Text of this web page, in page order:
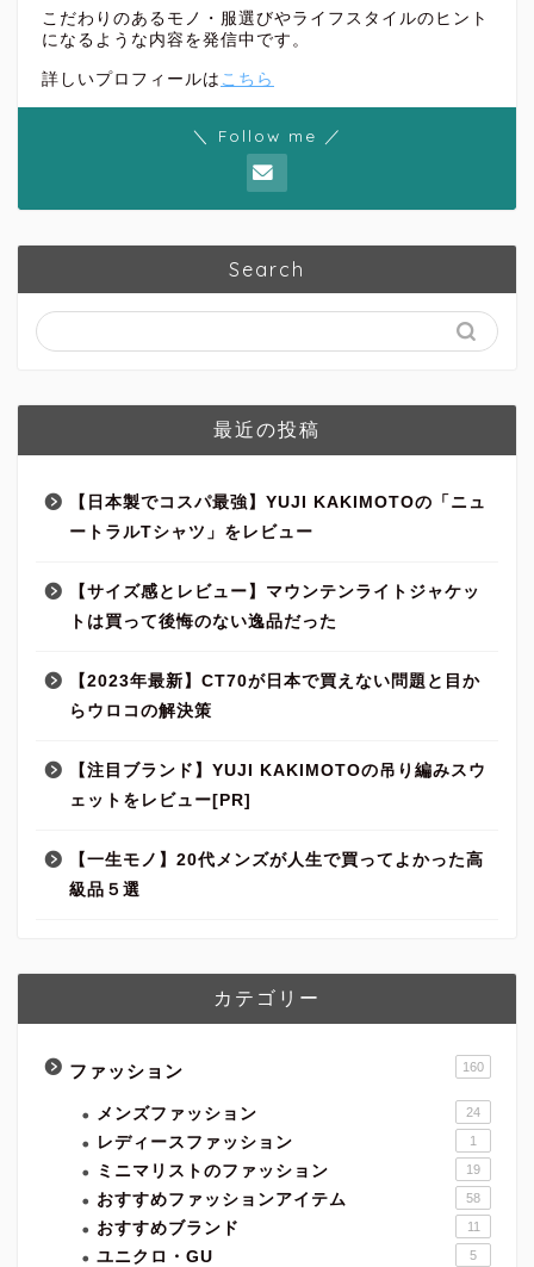
こだわりのあるモノ・服選びやライフスタイルのヒント
になるような内容を発信中です。
詳しいプロフィールは こちら
＼ Follow me ／
Search
最近の投稿
【日本製でコスパ最強】YUJI KAKIMOTOの「ニュ
ートラルTシャツ」をレビュー
【サイズ感とレビュー】マウンテンライトジャケッ
トは買って後悔のない逸品だった
【2023年最新】CT70が日本で買えない問題と目か
らウロコの解決策
【注目ブランド】YUJI KAKIMOTOの吊り編みスウ
ェットをレビュー[PR]
【一生モノ】20代メンズが人生で買ってよかった高
級品５選
カテゴリー
ファッション 160
メンズファッション 24
レディースファッション 1
ミニマリストのファッション 19
おすすめファッションアイテム 58
おすすめブランド 11
ユニクロ・GU 5